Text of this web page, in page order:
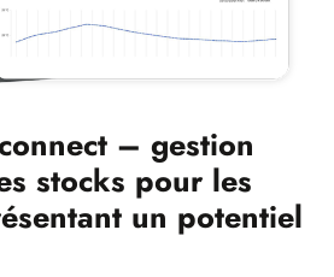
– gestion
stocks pour les
un potentiel